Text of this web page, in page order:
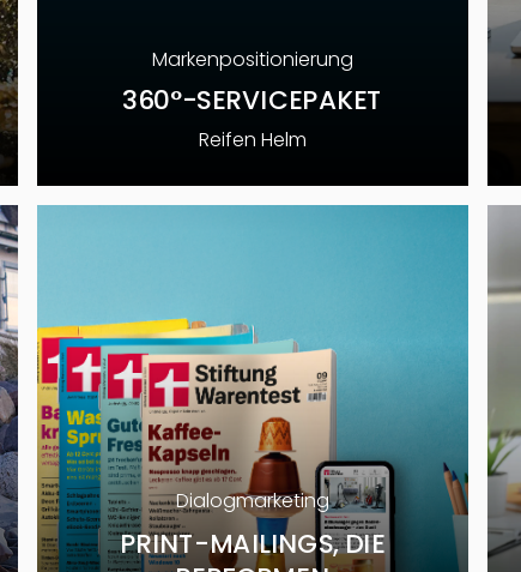
Markenpositionierung
360°-SERVICEPAKET
Reifen Helm
Dialogmarketing
PRINT-MAILINGS, DIE